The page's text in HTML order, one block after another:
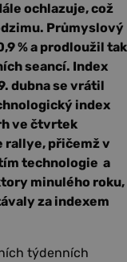
ochlazuje, což
Průmyslový
% a prodloužil tak
seancí. Index
dubna se vrátil
index
ve čtvrtek
rallye, přičemž v
technologie a
minulého roku,
za indexem
týdenních